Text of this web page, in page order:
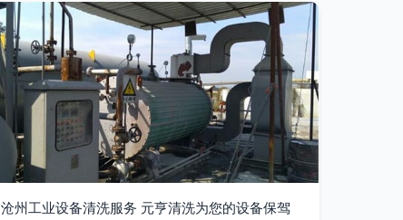
沧州工业设备清洗服务 元亨清洗为您的设备保驾